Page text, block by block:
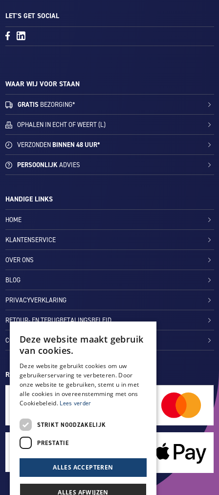
LET'S GET SOCIAL
WAAR WIJ VOOR STAAN
GRATIS BEZORGING*
OPHALEN IN ECHT OF WEERT (L)
VERZONDENBINNEN 48 UUR*
PERSOONLIJKADVIES
HANDIGE LINKS
HOME
KLANTENSERVICE
OVER ONS
BLOG
PRIVACYVERKLARING
RETOUR- EN TERUGBETALINGSBELEID
COOKIES
REVIEWMERK
Deze website maakt gebruik
van cookies.
Deze website gebruikt cookies om uw
gebruikerservaring te verbeteren. Door
onze website te gebruiken, stemt u in met
alle cookies in overeenstemming met ons
Cookiebeleid. Lees verder
STRIKT NOODZAKELIJK
PRESTATIE
ALLES ACCEPTEREN
ALLES AFWIJZEN